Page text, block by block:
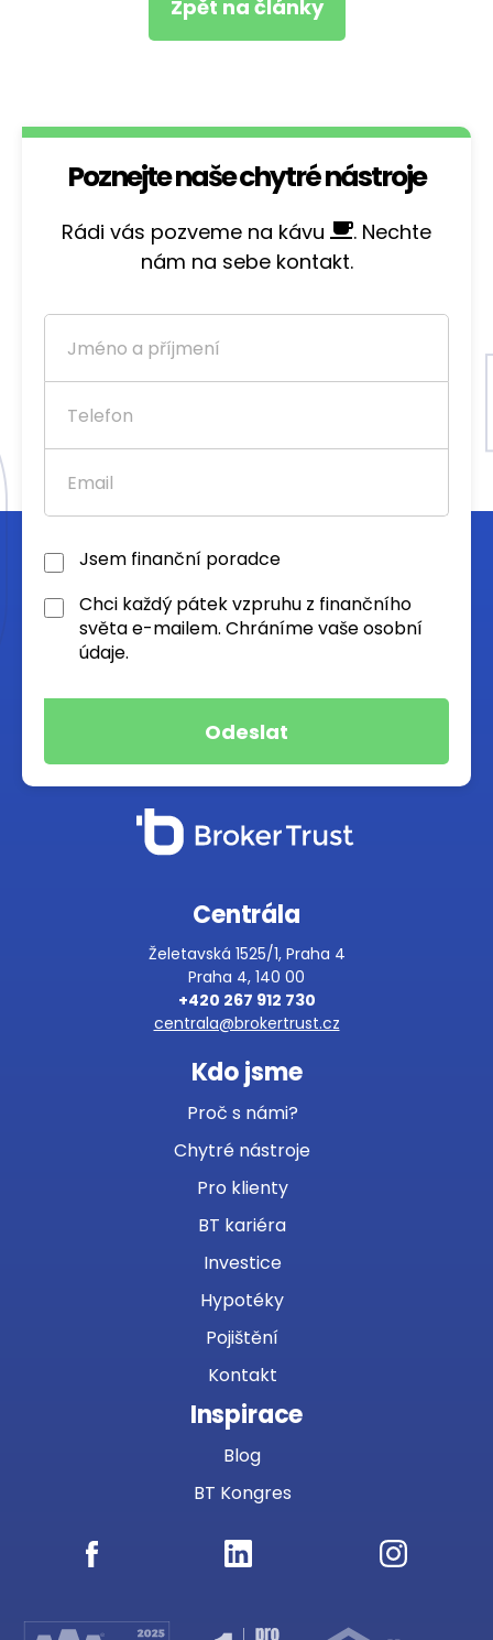
Zpět na články
Poznejte naše chytré nástroje
Rádi vás pozveme na kávu
. Nechte
nám na sebe kontakt.
Jsem finanční poradce
Chci každý pátek vzpruhu z finančního
světa e-mailem. Chráníme vaše osobní
údaje.
Centrála
Želetavská 1525/1, Praha 4
Praha 4, 140 00
+420 267 912 730
centrala@brokertrust.cz
Kdo jsme
Proč s námi?
Chytré nástroje
Pro klienty
BT kariéra
Investice
Hypotéky
Pojištění
Kontakt
Inspirace
Blog
BT Kongres